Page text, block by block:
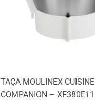
TAÇA MOULINEX CUISINE
COMPANION – XF380E11